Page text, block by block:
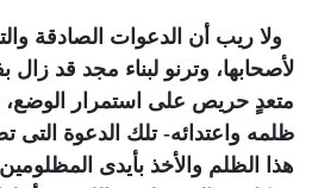
ولا ريب أن الدعوات الصادقة
لأصحابها، وترنو لبناء مجد قد
متعدٍ حريص على استمرار الوضع،
ظلمه واعتدائه- تلك الدعوة التى
هذا الظلم والأخذ بأيدى